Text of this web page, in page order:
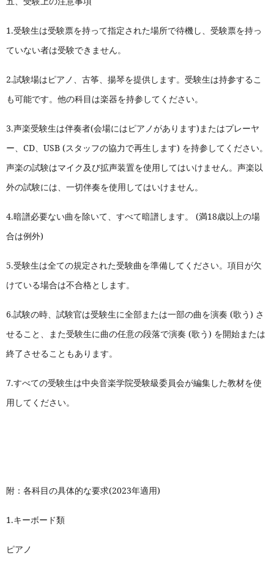
1.受験生は受験票を持って指定された場所で待機し、受験票を持っ
ていない者は受験できません。
2.試験場はピアノ、古筝、揚琴を提供します。受験生は持参するこ
も可能です。他の科目は楽器を持参してください。
3.声楽受験生は伴奏者(会場にはピアノがあります)またはプレーヤ
ー、CD、USB (スタッフの協力で再生します) を持参してください。
声楽の試験はマイク及び拡声装置を使用してはいけません。声楽以
外の試験には、一切伴奏を使用してはいけません。
4.暗譜必要ない曲を除いて、すべて暗譜します。 (満18歳以上の場
合は例外)
5.受験生は全ての規定された受験曲を準備してください。項目が欠
けている場合は不合格とします。
6.試験の時、試験官は受験生に全部または一部の曲を演奏 (歌う) さ
せること、また受験生に曲の任意の段落で演奏 (歌う) を開始または
終了させることもあります。
7.すべての受験生は中央音楽学院受験級委員会が編集した教材を使
用してください。
附：各科目の具体的な要求(2023年適用)
1.キーボード類
ピアノ